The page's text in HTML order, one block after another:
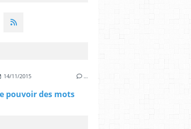
14/11/2015 …
pouvoir des mots